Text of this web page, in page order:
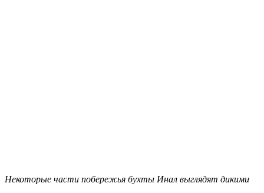
Некоторые части побережья бухты Инал выглядят дикими